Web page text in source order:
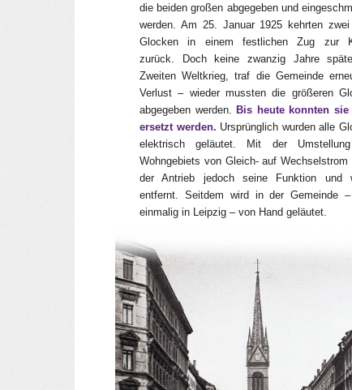
die beiden großen abgegeben und
werden. Am 25. Januar 1925 kehrten
Glocken in einem festlichen Zug zur
zurück. Doch keine zwanzig Jahre
Zweiten Weltkrieg, traf die Gemeinde
Verlust – wieder mussten die größeren
abgegeben werden. Bis heute konnten sie
ersetzt werden. Ursprünglich wurden alle
elektrisch geläutet. Mit der
Wohngebiets von Gleich- auf Wechselstrom
der Antrieb jedoch seine Funktion und
entfernt. Seitdem wird in der Gemeinde
einmalig in Leipzig – von Hand geläutet.